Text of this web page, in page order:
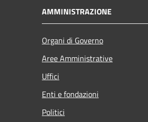
AMMINISTRAZIONE
Organi di Governo
Aree Amministrative
Uffici
Enti e fondazioni
Politici